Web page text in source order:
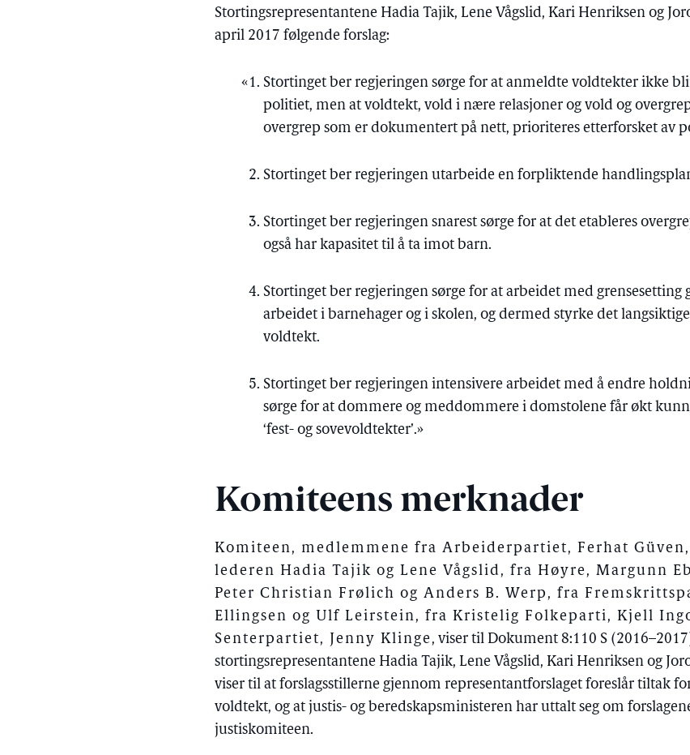
Stortingsrepresentantene Hadia Tajik, Lene Vågslid, Kari Henriksen og
april 2017 følgende forslag:
Stortinget ber regjeringen sørge for at anmeldte voldtekter ikke
politiet, men at voldtekt, vold i nære relasjoner og vold og
overgrep som er dokumentert på nett, prioriteres etterforsket av
Stortinget ber regjeringen utarbeide en forpliktende
Stortinget ber regjeringen snarest sørge for at det etableres
også har kapasitet til å ta imot barn.
Stortinget ber regjeringen sørge for at arbeidet med
arbeidet i barnehager og i skolen, og dermed styrke det
voldtekt.
Stortinget ber regjeringen intensivere arbeidet med å endre
sørge for at dommere og meddommere i domstolene får økt
‘fest- og sovevoldtekter’.»
Komiteens merknader
Komiteen, medlemmene fra Arbeiderpartiet, Ferhat
lederen Hadia Tajik og Lene Vågslid, fra Høyre, Margunn
Peter Christian Frølich og Anders B. Werp, fra
Ellingsen og Ulf Leirstein, fra Kristelig Folkeparti, Kjell
Senterpartiet, Jenny Klinge , viser til Dokument 8:110 S
stortingsrepresentantene Hadia Tajik, Lene Vågslid, Kari Henriksen og
viser til at forslagsstillerne gjennom representantforslaget foreslår tiltak
voldtekt, og at justis- og beredskapsministeren har uttalt seg om
justiskomiteen.